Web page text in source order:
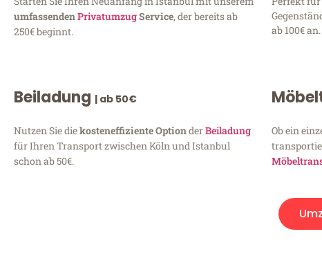
umfassendenPrivatumzugService, der bereits ab
250€ beginnt.
ab 100€ an.
Beiladung | ab 50€
Nutzen Sie diekosteneffiziente OptionderBeiladung
für Ihren Transport zwischen Köln und Istanbul
schon ab 50€.
Ob ein